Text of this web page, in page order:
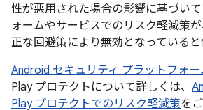
性が悪用された場合の影響に基づい
ォームやサービスでのリスク軽減策
正な回避策により無効となっていると
Android セキュリティ プラットフォ
Play プロテクトについて詳しくは、
Play プロテクトでのリスク軽減策を